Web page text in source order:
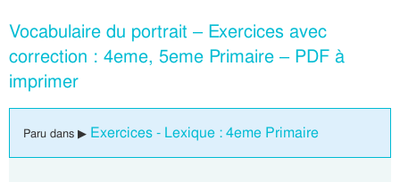
Vocabulaire du portrait – Exercices avec
correction : 4eme, 5eme Primaire – PDF à
imprimer
Paru dans ▶ Exercices - Lexique : 4eme Primaire